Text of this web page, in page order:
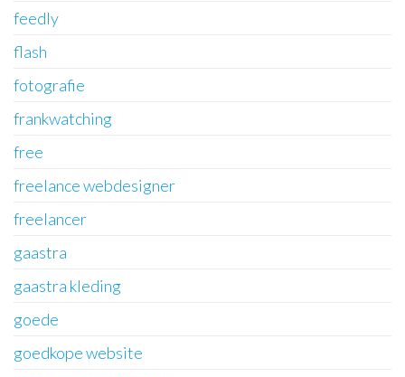
feedly
flash
fotografie
frankwatching
free
freelance webdesigner
freelancer
gaastra
gaastra kleding
goede
goedkope website